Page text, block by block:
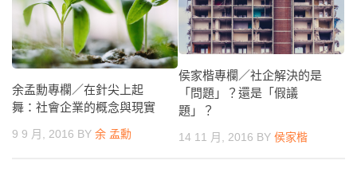
余孟勳專欄／在針尖上起
舞：社會企業的概念與現實
9 9 月, 2016 BY 余 孟勳
侯家楷專欄／社企解決的是
「問題」？還是「假議
題」？
14 11 月, 2016 BY 侯家楷